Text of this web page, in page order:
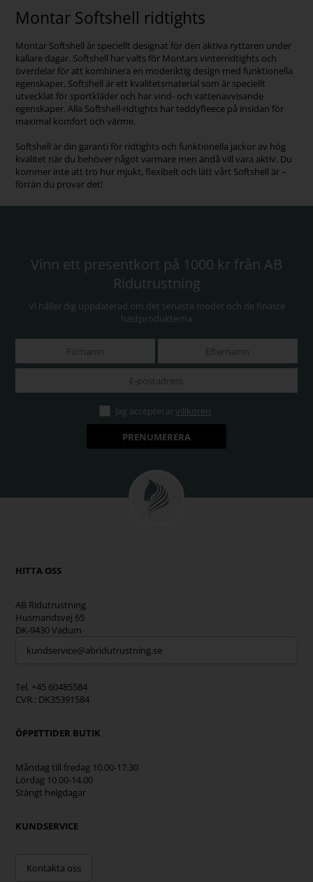
Montar Softshell ridtights
Montar Softshell är speciellt designat för den aktiva ryttaren under
kallare dagar. Softshell har valts för Montars vinterridtights och
överdelar för att kombinera en moderiktig design med funktionella
egenskaper. Softshell är ett kvalitetsmaterial som är speciellt
utvecklat för sportkläder och har vind- och vattenavvisande
egenskaper. Alla Softshell-ridtights har teddyfleece på insidan för
maximal komfort och värme.
Softshell är din garanti för ridtights och funktionella jackor av hög
kvalitet när du behöver något varmare men ändå vill vara aktiv. Du
kommer inte att tro hur mjukt, flexibelt och lätt vårt Softshell är –
förrän du provar det!
Vinn ett presentkort på 1000 kr från AB
Ridutrustning
Vi håller dig uppdaterad om det senaste modet och de finaste
hästprodukterna
Jag accepterarvillkoren
HITTA OSS
AB Ridutrustning
Husmandsvej 65
DK-9430 Vadum
kundservice@abridutrustning.se
Tel. +45 60485584
CVR.: DK35391584
ÖPPETTIDER BUTIK
Måndag till fredag 10.00-17.30
Lördag 10.00-14.00
Stängt helgdagar
KUNDSERVICE
Kontakta oss